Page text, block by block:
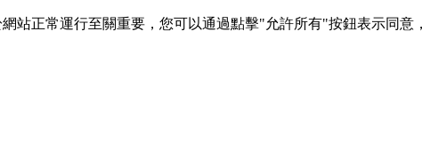
站正常運行至關重要，您可以通過點擊"允許所有"按鈕表示同